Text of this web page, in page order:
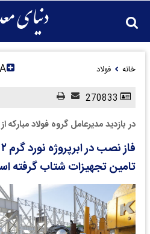
خانه فولاد A
در بازدید مدیرعامل گروه فولاد
تامین تجهیزات شتاب گرفته